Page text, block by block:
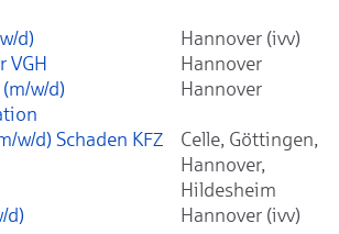
d)
Hannover (ivv)
VGH
Hannover
w/d)
Hannover
w/d) Schaden KFZ
Celle, Göttingen,
Hannover,
Hildesheim
d)
Hannover (ivv)